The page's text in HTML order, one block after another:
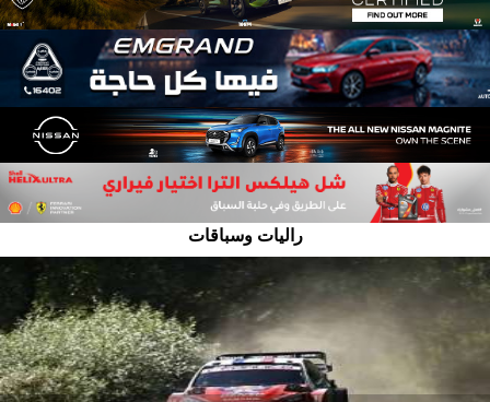
راليات وسباقات